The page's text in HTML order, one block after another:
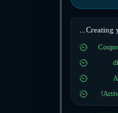
Creating